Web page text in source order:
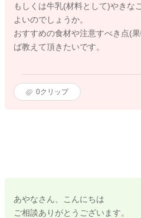
もしくは牛乳(材料として)やきな
よいのでしょうか。
おすすめの食材や注意すべき点(
ば教えて頂きたいです。
0クリップ
あやなさん、こんにちは
ご相談ありがとうございます。